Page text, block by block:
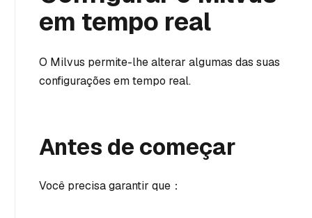
em tempo real
O Milvus permite-lhe alterar algumas das suas
configurações em tempo real.
Antes de começar
Você precisa garantir que：